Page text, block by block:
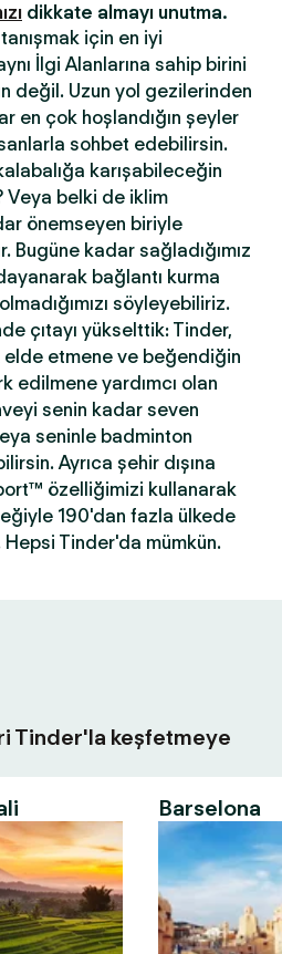
dikkate almayı unutma.
için en iyi
İlgi Alanlarına sahip birini
değil. Uzun yol gezilerinden
en çok hoşlandığın şeyler
sohbet edebilirsin.
karışabileceğin
Veya belki de iklim
önemseyen biriyle
Bugüne kadar sağladığımız
bağlantı kurma
söyleyebiliriz.
çıtayı yükselttik: Tinder,
elde etmene ve beğendiğin
edilmene yardımcı olan
senin kadar seven
seninle badminton
Ayrıca şehir dışına
özelliğimizi kullanarak
190'dan fazla ülkede
Tinder'da mümkün.
Tinder'la keşfetmeye
Barselona